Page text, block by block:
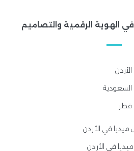
الرقمية والتصاميم
السعودية
قطر
في الأردن
في الأردن